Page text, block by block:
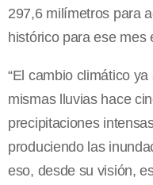
297,6 milímetros para
histórico para ese mes
“El cambio climático
mismas lluvias hace
precipitaciones
produciendo las
eso, desde su visión,